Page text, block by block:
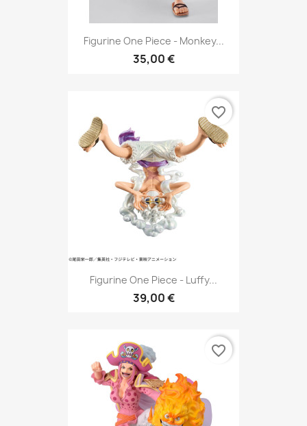
Figurine One Piece - Monkey...
35,00 €
Figurine One Piece - Luffy...
39,00 €
favorite_border
favorite_border